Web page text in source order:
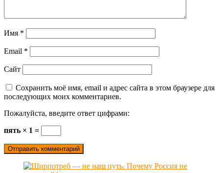
Имя *
Email *
Сайт
Сохранить моё имя, email и адрес сайта в этом браузере для
последующих моих комментариев.
Пожалуйста, введите ответ цифрами:
пять × 1 =